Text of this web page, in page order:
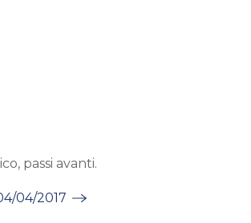
passi avanti.
04/2017